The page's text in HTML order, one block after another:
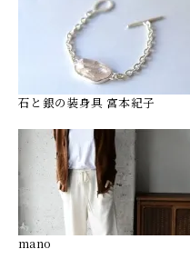
石と銀の装身具 宮本紀子
mano